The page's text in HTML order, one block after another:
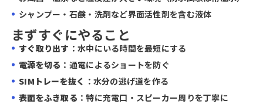
シャンプー・石鹸・洗剤など界面活性剤を含む液体
まずすぐにやること
すぐ取り出す ：水中にいる時間を最短にする
電源を切る ：通電によるショートを防ぐ
SIMトレーを抜く ：水分の逃げ道を作る
表面をふき取る ：特に充電口・スピーカー周りを丁寧に